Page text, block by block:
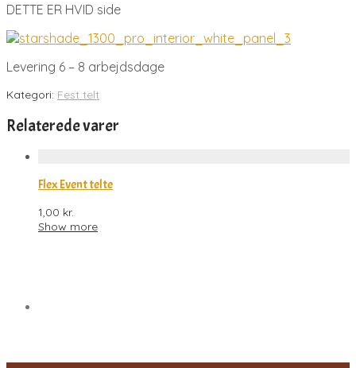
DETTE ER HVID side
Levering 6 – 8 arbejdsdage
Kategori: Fest telt
Relaterede varer
Flex Event telte
1,00 kr.
Show more